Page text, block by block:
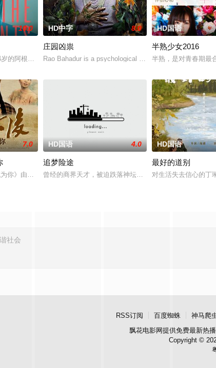
10.0
的阿根廷造型师丽娜在瑞士的一场颁奖典礼后，被一种突如其来的冲
HD中字 8.0
庄园凶祟
Rao Bahadur is a psychological drama set against the
HD国语
半熟少女2016
半熟，是对青春期最
7.0
你》由中共四川省第十一届党代表、第十二届中华慈善奖最具爱心慈善
HD国语 4.0
追梦险途
曾经的商界天才，被迫跌落神坛。被那微不足道的成就麻
HD国语
最好的道别
对生活失去信心的丁
RSS订阅 百度蜘蛛 神马爬
飘花电影网提供免费最新热
Copyright ©